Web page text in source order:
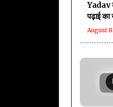
Yadav
पढ़ाई का
August